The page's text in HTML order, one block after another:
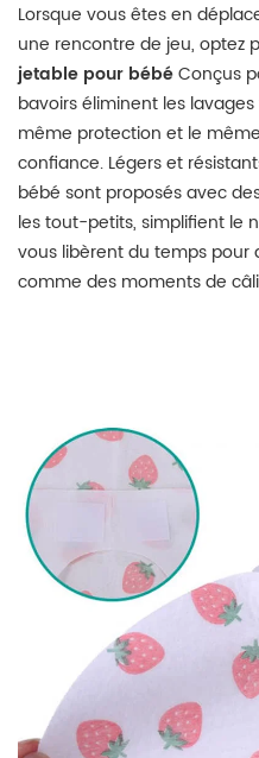
Lorsque vous êtes en
une rencontre de jeu, optez
jetable pour bébéConçus
bavoirs éliminent les
même protection et le
confiance. Légers et
bébé sont proposés avec
les tout-petits, simplifient le
vous libèrent du temps pour
comme des moments de